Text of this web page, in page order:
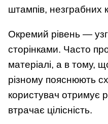
штампів, незграбних
Окремий рівень —
сторінками. Часто
матеріалі, а в тому,
різному пояснюють
користувач отримує
втрачає цілісність.